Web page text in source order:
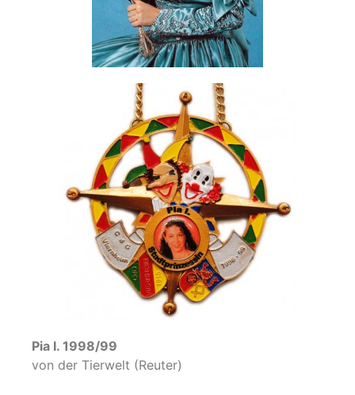
Pia I. 1998/99
von der Tierwelt (Reuter)